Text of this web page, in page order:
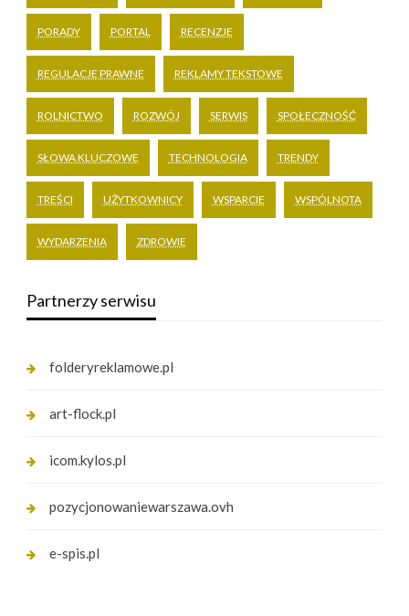
PORADY PORTAL RECENZJE
REGULACJE PRAWNE REKLAMY TEKSTOWE
ROLNICTWO ROZWÓJ SERWIS SPOŁECZNOŚĆ
SŁOWA KLUCZOWE TECHNOLOGIA TRENDY
TREŚCI UŻYTKOWNICY WSPARCIE WSPÓLNOTA
WYDARZENIA ZDROWIE
Partnerzy serwisu
folderyreklamowe.pl
art-flock.pl
icom.kylos.pl
pozycjonowaniewarszawa.ovh
e-spis.pl